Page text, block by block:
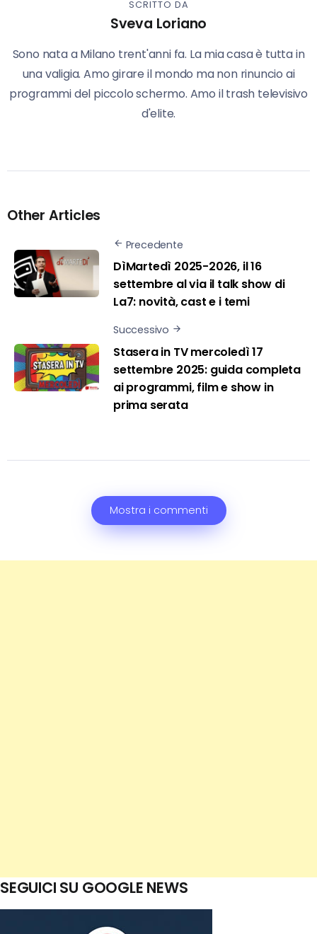
SCRITTO DA
Sveva Loriano
Sono nata a Milano trent'anni fa. La mia casa è tutta in
una valigia. Amo girare il mondo ma non rinuncio ai
programmi del piccolo schermo. Amo il trash televisivo
d'elite.
Other Articles
Precedente
DìMartedì 2025-2026, il 16
settembre al via il talk show di
La7: novità, cast e i temi
Successivo
Stasera in TV mercoledì 17
settembre 2025: guida completa
ai programmi, film e show in
prima serata
Mostra i commenti
SEGUICI SU GOOGLE NEWS